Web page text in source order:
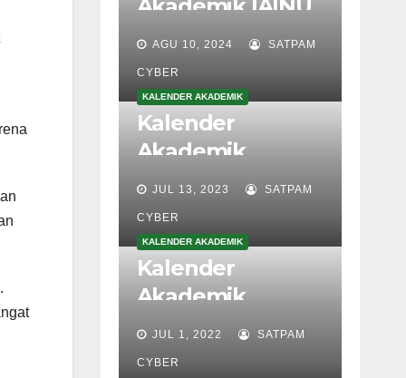
Kalender
Akademik IAINU
TUBAN
2024/2025
CYBER
Kalender
Akademik
2023/2024
JUL 13, 2023
CYBER